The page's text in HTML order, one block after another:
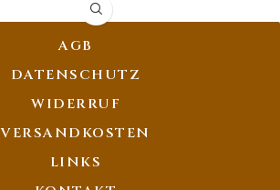
Symbolik
AGB
DATENSCHUTZ
WIDERRUF
VERSANDKOSTEN
LINKS